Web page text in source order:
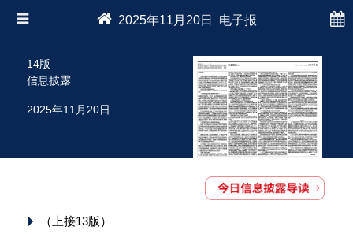
2025年11月20日 电子报
14版
信息披露
2025年11月20日
（上接13版）